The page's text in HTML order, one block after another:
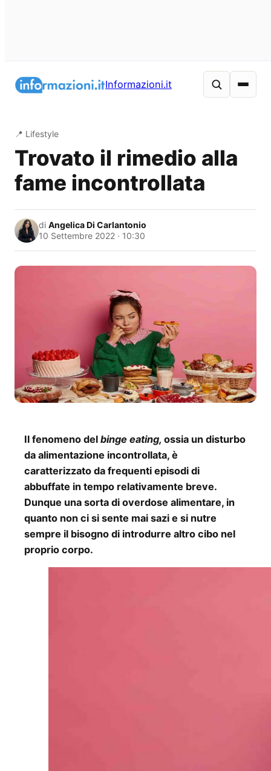
Informazioni.it
📍 Lifestyle
Trovato il rimedio alla
fame incontrollata
di Angelica Di Carlantonio
10 Settembre 2022 · 10:30
Il fenomeno del binge eating, ossia un disturbo
da alimentazione incontrollata, è
caratterizzato da frequenti episodi di
abbuffate in tempo relativamente breve.
Dunque una sorta di overdose alimentare, in
quanto non ci si sente mai sazi e si nutre
sempre il bisogno di introdurre altro cibo nel
proprio corpo.